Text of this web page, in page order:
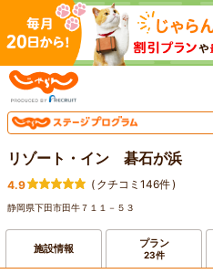
リゾート・イン 碁石が浜
4.9 ( クチコミ146件)
静岡県下田市田牛７１１－５３
施設情報 プラン
23件